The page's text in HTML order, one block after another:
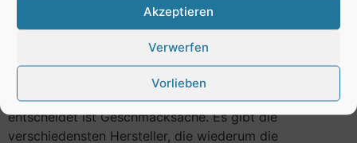
Akzeptieren
Verwerfen
Vorlieben
Passivhausfenster hat, lassen sich am Uw-Wert eines
jeden Fensters ablesen. Denn nur, wenn ein Fenster
einen Uw-Wert von 0,8 W/m²·K oder besser besitzt darf
er als Passivhausfenster bezeichnet werden.
Für welches Passivhausfenster sich man letztendlich
entscheidet ist Geschmacksache. Es gibt die
verschiedensten Hersteller, die wiederum die